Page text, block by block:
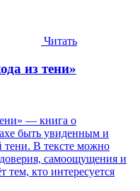
Читать
из тени»
— книга о
быть увиденным и
тени. В тексте можно
самоощущения и
кто интересуется